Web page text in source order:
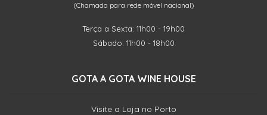
(Chamada para rede móvel nacional)
Terça a Sexta: 11h00 - 19h00
Sábado: 11h00 - 18h00
GOTA A GOTA WINE HOUSE
Visite a Loja no Porto